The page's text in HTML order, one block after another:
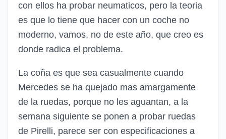
con ellos ha probar neumaticos, pero la teoria
es que lo tiene que hacer con un coche no
moderno, vamos, no de este año, que creo es
donde radica el problema.
La coña es que sea casualmente cuando
Mercedes se ha quejado mas amargamente
de la ruedas, porque no les aguantan, a la
semana siguiente se ponen a probar ruedas
de Pirelli, parece ser con especificaciones a